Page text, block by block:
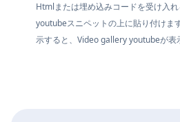
Htmlまたは埋め込みコードを受け入
youtubeスニペットの上に貼り付けま
示すると、Video gallery youtubeが表